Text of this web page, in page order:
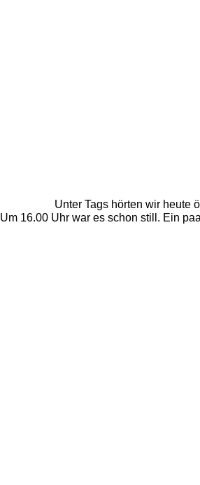
Unter Tags hörten wir heute
Um 16.00 Uhr war es schon still. Ein